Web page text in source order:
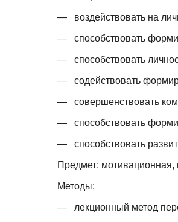
— воздействовать на
— способствовать
— способствовать
— содействовать
— совершенствовать
— способствовать
— способствовать
Предмет:
Методы:
— лекционный метод